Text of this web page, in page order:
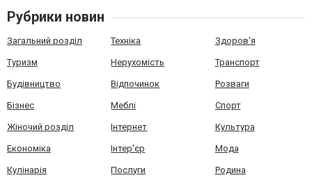
Рубрики новин
Загальний розділ Техніка Здоров'я
Туризм Нерухомість Транспорт
Будівництво Відпочинок Розваги
Бізнес Меблі Спорт
Жіночий розділ Інтернет Культура
Економіка Інтер'єр Мода
Кулінарія Послуги Родина